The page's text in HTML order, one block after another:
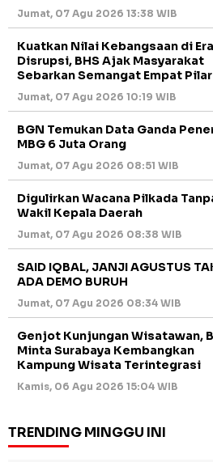
Jumat, 07 Agu 2026 13:38 WIB
Kuatkan Nilai Kebangsaan di Era
Disrupsi, BHS Ajak Masyarakat
Sebarkan Semangat Empat Pilar
Jumat, 07 Agu 2026 10:19 WIB
BGN Temukan Data Ganda
MBG 6 Juta Orang
Jumat, 07 Agu 2026 08:51 WIB
Digulirkan Wacana Pilkada
Wakil Kepala Daerah
Jumat, 07 Agu 2026 08:38 WIB
SAID IQBAL, JANJI AGUSTUS
ADA DEMO BURUH
Jumat, 07 Agu 2026 08:34 WIB
Genjot Kunjungan Wisatawan,
Minta Surabaya Kembangkan
Kampung Wisata Terintegrasi
Kamis, 06 Agu 2026 15:04 WIB
TRENDING MINGGU INI